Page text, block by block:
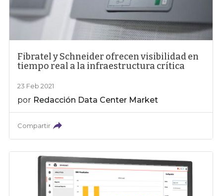
Fibratel y Schneider ofrecen visibilidad en
tiempo real a la infraestructura crítica
23 Feb 2021
por Redacción Data Center Market
Compartir